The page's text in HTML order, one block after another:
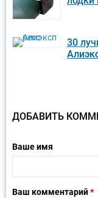
30
ДОБАВИТЬ
Ваше имя
Ваш комментарий*